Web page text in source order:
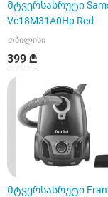
Მტვერსასრუტი
Vc18M31A0Hp Red
თბილისი
399 ₾
Მტვერსასრუტი